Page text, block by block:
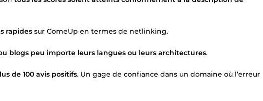
rapides sur ComeUp en termes de netlinking.
blogs peu importe leurs langues ou leurs architectures.
de 100 avis positifs. Un gage de confiance dans un domaine où l’erreur